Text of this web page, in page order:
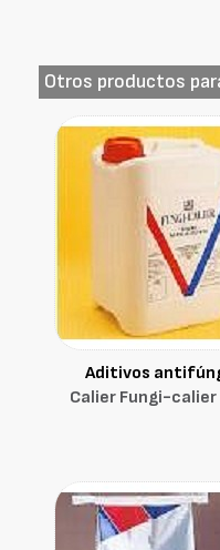
Otros productos
Aditivos
Calier Fungi-calier